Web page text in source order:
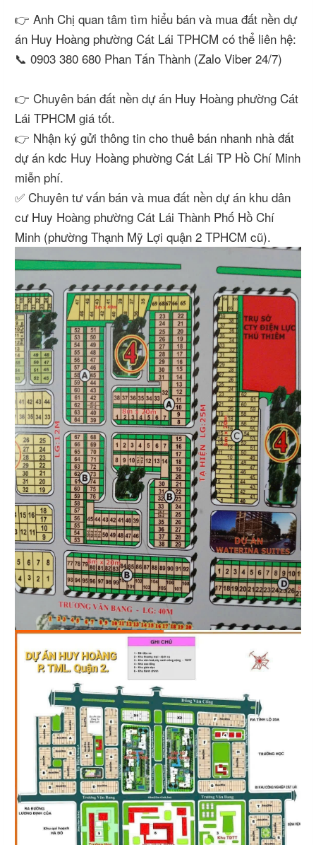
👉 Anh Chị quan tâm tìm hiểu bán và mua đất nền dự
án Huy Hoàng phường Cát Lái TPHCM có thể liên hệ:
📞 0903 380 680 Phan Tấn Thành (Zalo Viber 24/7)
👉 Chuyên bán đất nền dự án Huy Hoàng phường Cát
Lái TPHCM giá tốt.
👉 Nhận ký gửi thông tin cho thuê bán nhanh nhà đất
dự án kdc Huy Hoàng phường Cát Lái TP Hồ Chí Minh
miễn phí.
✅ Chuyên tư vấn bán và mua đất nền dự án khu dân
cư Huy Hoàng phường Cát Lái Thành Phố Hồ Chí
Minh (phường Thạnh Mỹ Lợi quận 2 TPHCM cũ).